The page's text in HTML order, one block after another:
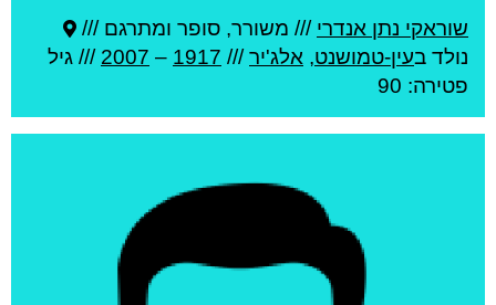
שוראקי נתן אנדרי /// משורר, סופר ומתרגם ///
נולד בעין-טמושנט, אלג'יר///
1917
–
2007 /// גיל
פטירה: 90